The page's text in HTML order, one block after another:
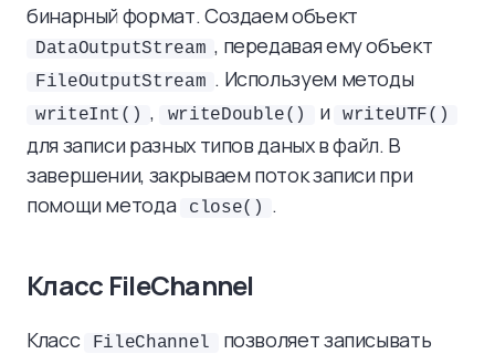
бинарный формат. Создаем объект
DataOutputStream , передавая ему объект
FileOutputStream . Используем методы
writeInt() , writeDouble() и writeUTF()
для записи разных типов даных в файл. В
завершении, закрываем поток записи при
помощи метода
close() .
Класс FileChannel
Класс FileChannel
позволяет записывать